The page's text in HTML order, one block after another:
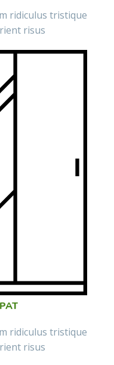
ridiculus tristique
risus
ridiculus tristique
risus